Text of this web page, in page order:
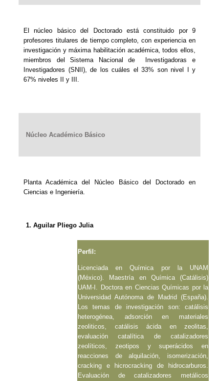
El núcleo básico del Doctorado está constituido por 9
profesores titulares de tiempo completo, con experiencia en
investigación y máxima habilitación académica, todos ellos,
miembros del Sistema Nacional de Investigadoras e
Investigadores (SNII), de los cuáles el 33% son nivel I y
67% niveles II y III.
Núcleo Académico Básico
Planta Académica del Núcleo Básico del Doctorado en
Ciencias e Ingeniería.
1. Aguilar Pliego Julia
Perfil:
Licenciada en Química por la UNAM
(México). Maestría en Química (Catálisis)
UAM-I. Doctora en Ciencias Químicas por la
Universidad Autónoma de Madrid (España).
Los temas de investigación son: catálisis
heterogénea, adsorción en materiales
zeoliticos, catálisis ácida en zeolitas,
evaluación catalítica de catalizadores
zeolíticos, zeotipos y superácidos en
reacciones de alquilación, isomerización,
cracking e hicrocracking de hidrocarburos.
Evaluación de catalizadores metálicos